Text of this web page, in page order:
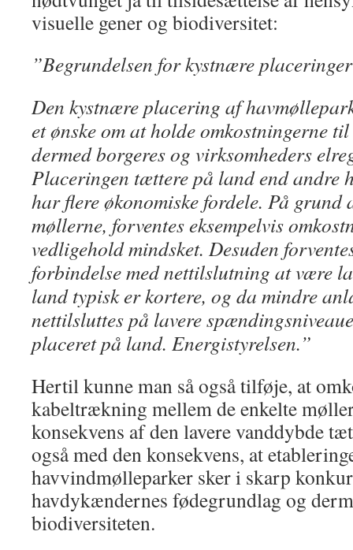
visuelle gener og biodiversitet:
”Begrundelsen for kystnære placeringer
Den kystnære placering af
et ønske om at holde omkostningerne
dermed borgeres og virksomheders
Placeringen tættere på land end andre
har flere økonomiske fordele. På
møllerne, forventes eksempelvis
vedligehold mindsket. Desuden
forbindelse med nettilslutning at være
land typisk er kortere, og da mindre
nettilsluttes på lavere
placeret på land. Energistyrelsen.”
Hertil kunne man så også tilføje, at
kabeltrækning mellem de enkelte
konsekvens af den lavere vanddybde
også med den konsekvens, at
havvindmølleparker sker i skarp
havdykændernes fødegrundlag og
biodiversiteten.